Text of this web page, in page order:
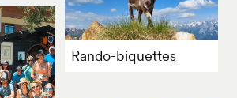
Rando-biquettes